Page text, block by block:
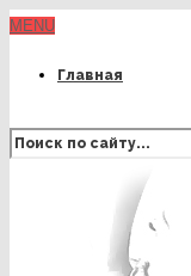
MENU
Главная